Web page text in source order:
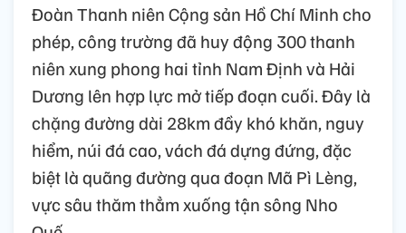
Đoàn Thanh niên Cộng sản Hồ Chí Minh cho
phép, công trường đã huy động 300 thanh
niên xung phong hai tỉnh Nam Định và Hải
Dương lên hợp lực mở tiếp đoạn cuối. Đây là
chặng đường dài 28km đầy khó khăn, nguy
hiểm, núi đá cao, vách đá dựng đứng, đặc
biệt là quãng đường qua đoạn Mã Pì Lèng,
vực sâu thăm thẳm xuống tận sông Nho